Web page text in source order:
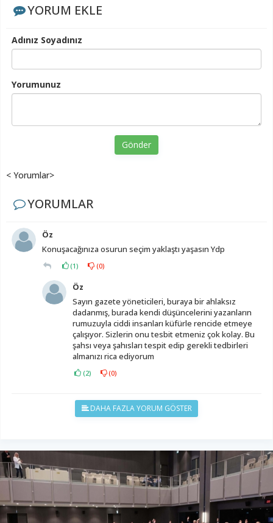
YORUM EKLE
Adınız Soyadınız
Yorumunuz
Gönder
< Yorumlar>
YORUMLAR
Öz
Konuşacağınıza osurun seçim yaklaştı yaşasın Ydp
(1) (0)
Öz
Sayın gazete yöneticileri, buraya bir ahlaksız
dadanmış, burada kendi düşüncelerini yazanların
rumuzuyla ciddi insanları küfürle rencide etmeye
çalışıyor. Sizlerin onu tesbit etmeniz çok kolay. Bu
şahsı veya şahısları tespit edip gerekli tedbirleri
almanızı rica ediyorum
(2) (0)
DAHA FAZLA YORUM GÖSTER